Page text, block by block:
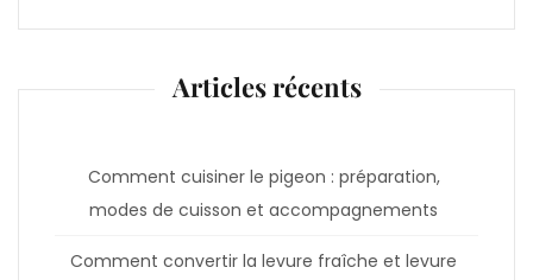
Articles récents
Comment cuisiner le pigeon : préparation,
modes de cuisson et accompagnements
Comment convertir la levure fraîche et levure